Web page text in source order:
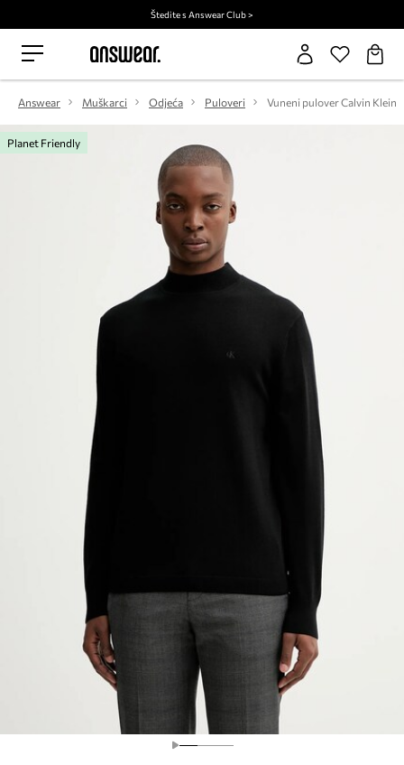
Štedite s Answear Club >
Answear Muškarci Odjeća Puloveri Vuneni pulover Calvin Klein
Planet Friendly